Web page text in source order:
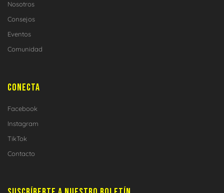
Nosotros
Consejos
Eventos
Comunidad
CONECTA
Facebook
Instagram
TikTok
Contacto